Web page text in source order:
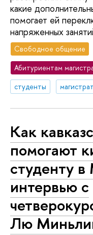
какие
помогает ей
напряженных
Свободное общение
Абитуриентам
студенты
Как
помогают
студенту
интервью с
Лю